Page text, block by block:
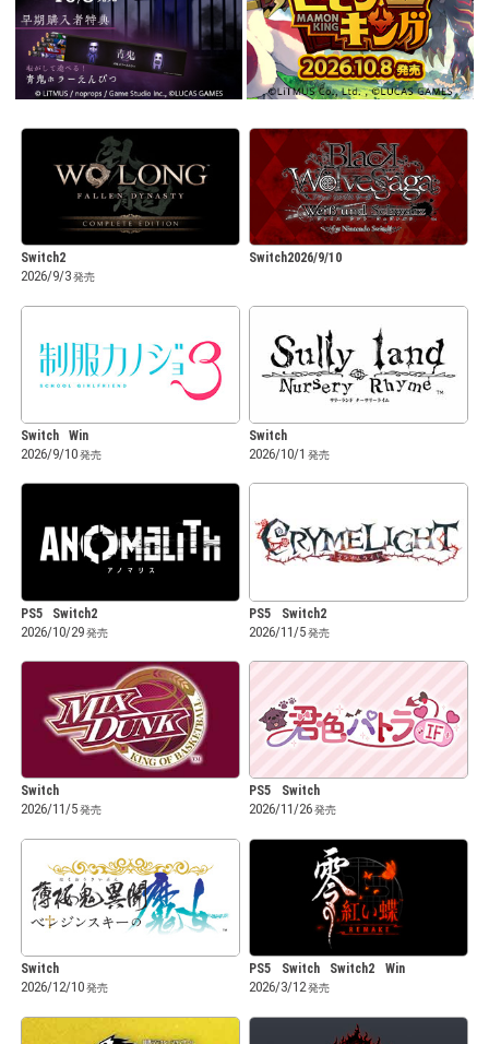
Switch2
2026/9/3
Switch2026/9/10
Switch Win
2026/9/10
Switch
2026/10/1
PS5 Switch2
2026/10/29
PS5 Switch2
2026/11/5
Switch
2026/11/5
PS5 Switch
2026/11/26
Switch
2026/12/10
PS5 Switch Switch2 Win
2026/3/12